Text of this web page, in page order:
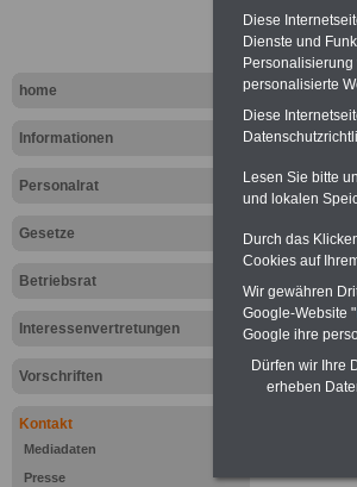
home
Informationen
Personalrat
Gesetze
Betriebsrat
Interessenvertretungen
Vorschriften
Kontakt
Mediadaten
Presse
Diese
Dienste und
personalisierte
Diese
Lesen Sie bitte
und lokalen
Durch das
Cookies auf
Wir gewähren
Google-Website "
Google ihre
Dürfen wir Ihre
erheben